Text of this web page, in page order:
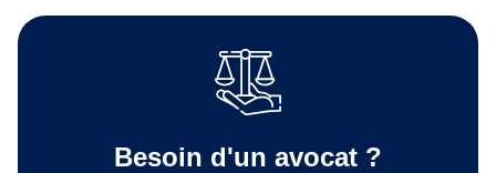
Besoin d'un avocat ?